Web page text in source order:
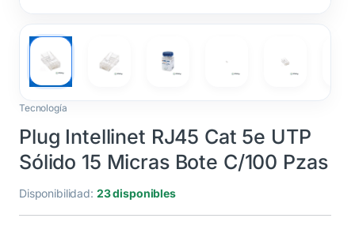
Tecnología
Plug Intellinet RJ45 Cat 5e UTP
Sólido 15 Micras Bote C/100 Pzas
Disponibilidad: 23 disponibles